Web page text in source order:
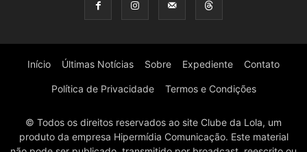
Início Últimas Notícias Sobre Expediente Contato
Política de Privacidade Termos e Condições
© Todos os direitos reservados ao site Clube da Lola, um
produto da empresa Hipermídia Comunicação. Este material